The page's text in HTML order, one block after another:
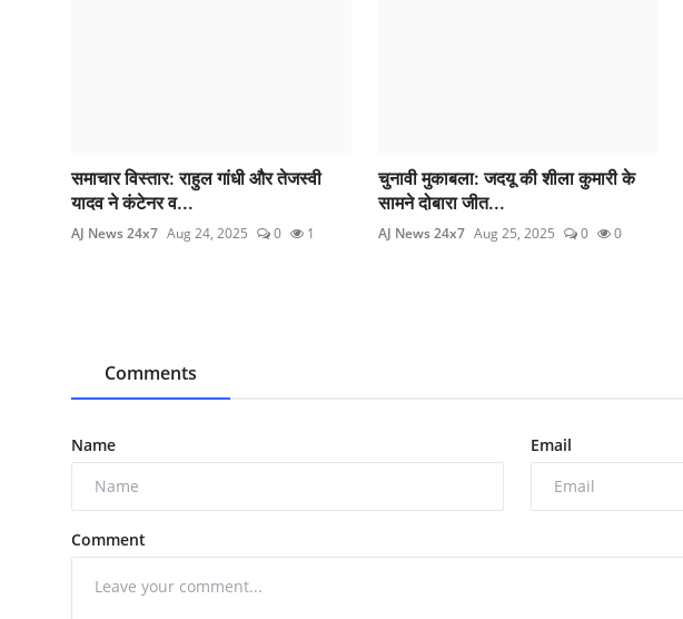
समाचार विस्तार: राहुल गांधी और तेजस्वी
यादव ने कंटेनर व...
AJ News 24x7 Aug 24, 2025 0 1
चुनावी मुकाबला: जदयू की शीला कुमारी के
सामने दोबारा जीत...
AJ News 24x7 Aug 25, 2025 0 0
Comments
Name Email
Comment